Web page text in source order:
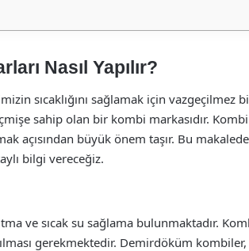
Nasıl Yapılır?
sıcaklığını sağlamak için vazgeçilmez
sahip olan bir kombi markasıdır.
açısından büyük önem taşır. Bu
bilgi vereceğiz.
ve sıcak su sağlama bulunmaktadır.
gerekmektedir. Demirdöküm